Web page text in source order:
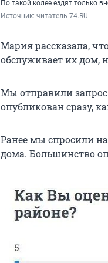
По такой колее ездят только
Источник: читатель 74.RU
Мария рассказала,
обслуживает их дом,
Мы отправили запрос
опубликован сразу,
Ранее мы спросили
дома. Большинство